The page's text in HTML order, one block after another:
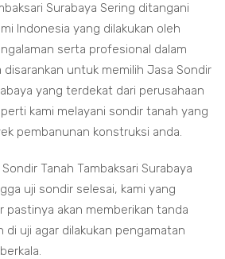
Surabaya Sering ditangani
Indonesia yang dilakukan oleh
serta profesional dalam
disarankan untuk memilih Jasa Sondir
yang terdekat dari perusahaan
kami melayani sondir tanah yang
pembanunan konstruksi anda.
Tanah Tambaksari Surabaya
uji sondir selesai, kami yang
pastinya akan memberikan tanda
di uji agar dilakukan pengamatan